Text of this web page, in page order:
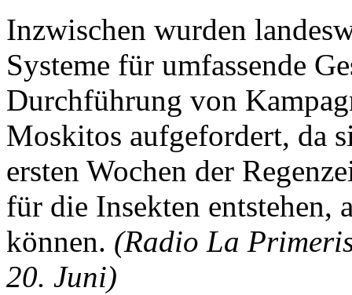
Inzwischen wurden
Systeme für umfassende
Durchführung von
Moskitos aufgefordert, da
ersten Wochen der
für die Insekten entstehen,
können. (Radio La
20. Juni)